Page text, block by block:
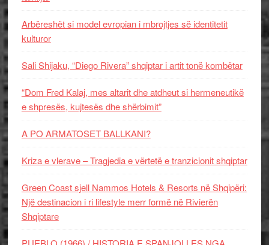
Arbëreshët si model evropian i mbrojtjes së identitetit
kulturor
Sali Shijaku, “Diego Rivera” shqiptar i artit tonë kombëtar
“Dom Fred Kalaj, mes altarit dhe atdheut si hermeneutikë
e shpresës, kujtesës dhe shërbimit”
A PO ARMATOSET BALLKANI?
Kriza e vlerave – Tragjedia e vërtetë e tranzicionit shqiptar
Green Coast sjell Nammos Hotels & Resorts në Shqipëri:
Një destinacion i ri lifestyle merr formë në Rivierën
Shqiptare